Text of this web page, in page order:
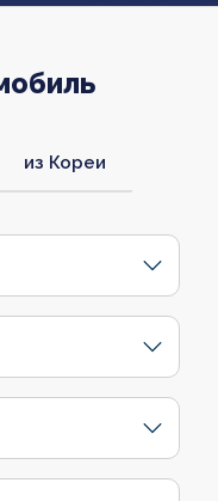
из Кореи